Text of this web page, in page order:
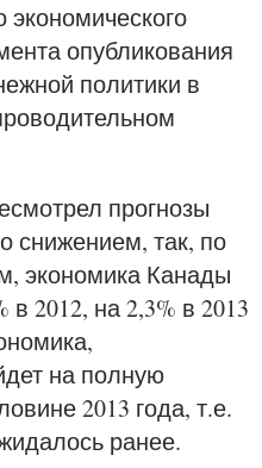
опубликования
политики в
прогнозы
снижением, так, по
экономика Канады
2012, на 2,3% в 2013
на полную
2013 года, т.е.
ранее.